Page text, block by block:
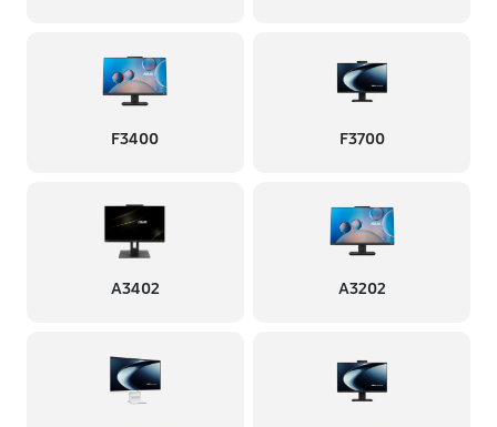
F3400 F3700
A3402 A3202